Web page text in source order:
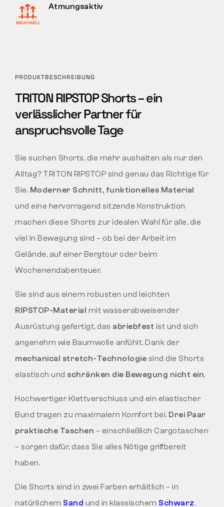
Atmungsaktiv
PRODUKTBESCHREIBUNG
TRITON RIPSTOP Shorts – ein
verlässlicher Partner für
anspruchsvolle Tage
Sie suchen Shorts, die mehr aushalten als nur den
Alltag? TRITON RIPSTOP sind genau das Richtige für
Sie. Moderner Schnitt, funktionelles Material
und eine hervorragend sitzende Konstruktion
machen diese Shorts zur idealen Wahl für alle, die
viel in Bewegung sind – ob bei der Arbeit im
Gelände, auf einer Bergtour oder beim
Wochenendabenteuer.
Sie sind aus einem robusten und leichten
RIPSTOP-Material mit wasserabweisender
Ausrüstung gefertigt, das abriebfest ist und sich
angenehm wie Baumwolle anfühlt. Dank der
mechanical stretch-Technologie sind die Shorts
elastisch und schränken die Bewegung nicht ein.
Hochwertiger Klettverschluss und ein elastischer
Bund tragen zu maximalem Komfort bei. Drei Paar
praktische Taschen – einschließlich Cargotaschen
– sorgen dafür, dass Sie alles Nötige griffbereit
haben.
Die Shorts sind in zwei Farben erhältlich – in
natürlichem Sand und in klassischem Schwarz.